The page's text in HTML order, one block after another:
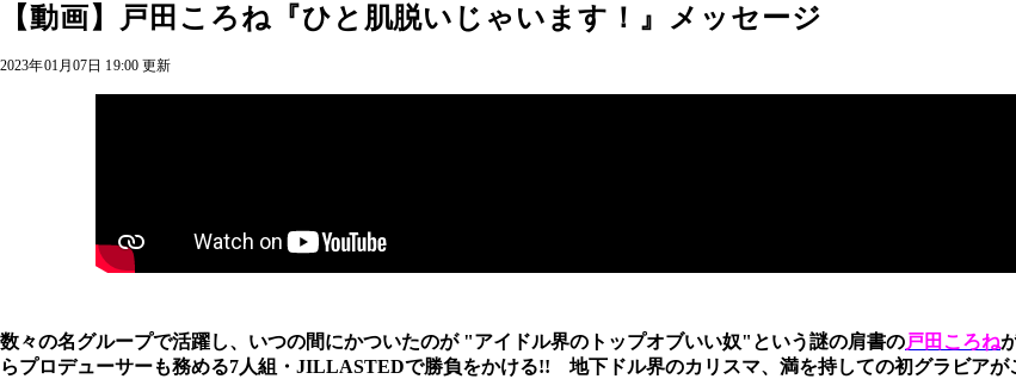
【動画】戸田ころね『ひと肌脱いじゃいます！』メッセージ
2023年01月07日 19:00 更新
数々の名グループで活躍し、いつの間にかついたのが "アイドル界のトップオブいい奴"という謎の肩書の戸田ころね
らプロデューサーも務める7人組・JILLASTEDで勝負をかける!! 地下ドル界のカリスマ、満を持しての初グラビアが